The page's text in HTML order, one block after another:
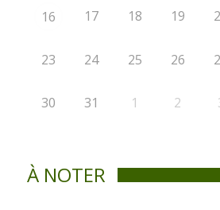
16 17 18 19
23 24 25 26
30 31 1 2
À NOTER